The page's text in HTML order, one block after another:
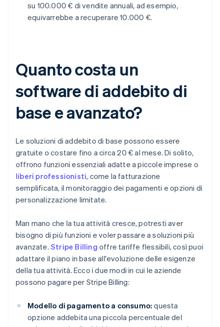
su 100.000 € di vendite annuali, ad esempio,
equivarrebbe a recuperare 10.000 €.
Quanto costa un
software di addebito di
base e avanzato?
Le soluzioni di addebito di base possono essere
gratuite o costare fino a circa 20 € al mese. Di solito,
offrono funzioni essenziali adatte a piccole imprese o
liberi professionisti, come la fatturazione
semplificata, il monitoraggio dei pagamenti e opzioni di
personalizzazione limitate.
Man mano che la tua attività cresce, potresti aver
bisogno di più funzioni e voler passare a soluzioni più
avanzate. Stripe Billing offre tariffe flessibili, così puoi
adattare il piano in base all'evoluzione delle esigenze
della tua attività. Ecco i due modi in cui le aziende
possono pagare per Stripe Billing:
Modello di pagamento a consumo: questa
opzione addebita una piccola percentuale del